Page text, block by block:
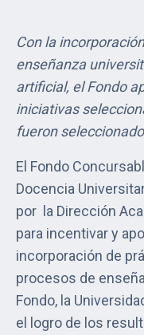
Con la
enseñanza
artificial, el Fondo
iniciativas
fueron
El Fondo
Docencia
por la Dirección
para incentivar y
incorporación de
procesos de
Fondo, la
el logro de los